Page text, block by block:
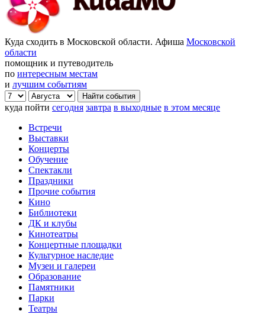
Куда сходить в Московской области. Афиша Московской
области
помощник и путеводитель
по интересным местам
и лучшим событиям
куда пойти сегодня завтра в выходные в этом месяце
Встречи
Выставки
Концерты
Обучение
Спектакли
Праздники
Прочие события
Кино
Библиотеки
ДК и клубы
Кинотеатры
Концертные площадки
Культурное наследие
Музеи и галереи
Образование
Памятники
Парки
Театры